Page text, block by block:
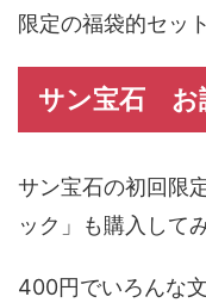
限定の福袋的セッ
サン宝石 お
サン宝石の初回限
ック」も購入して
400円でいろんな